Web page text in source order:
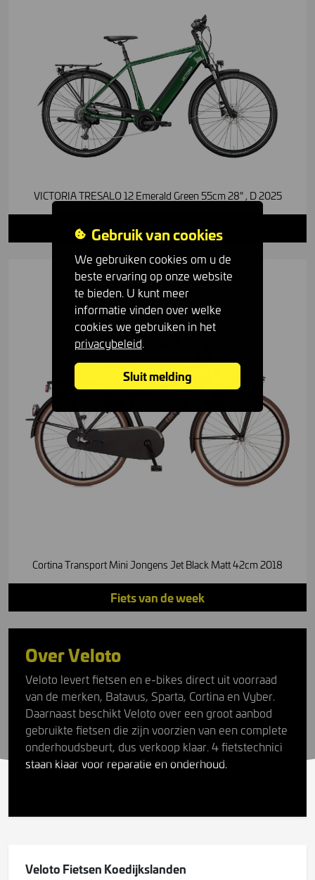
VICTORIA TRESALO 12 Emerald Green 55cm 28" , D 2025
Nieuw in de webshop
Cortina Transport Mini Jongens Jet Black Matt 42cm 2018
Fiets van de week
Over Veloto
Veloto levert fietsen en e-bikes direct uit voorraad
van de merken, Batavus, Sparta, Cortina en Vyber.
Daarnaast beschikt Veloto over een groot aanbod
gebruikte fietsen die zijn voorzien van een complete
onderhoudsbeurt, dus verkoop klaar. 4 fietstechnici
staan klaar voor reparatie en onderhoud.
Veloto Fietsen Koedijkslanden
Gebruik van cookies
We gebruiken cookies om u de
beste ervaring op onze website
te bieden. U kunt meer
informatie vinden over welke
cookies we gebruiken in het
privacybeleid.
Sluit melding